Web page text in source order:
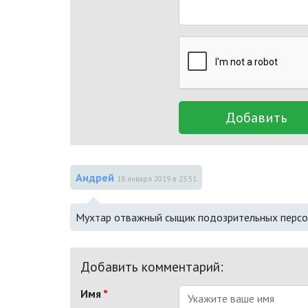
Добавить
Андрей 18 января 2019 в 23:51
Мухтар отважный сыщик подозрительных
Добавить комментарий:
Имя *